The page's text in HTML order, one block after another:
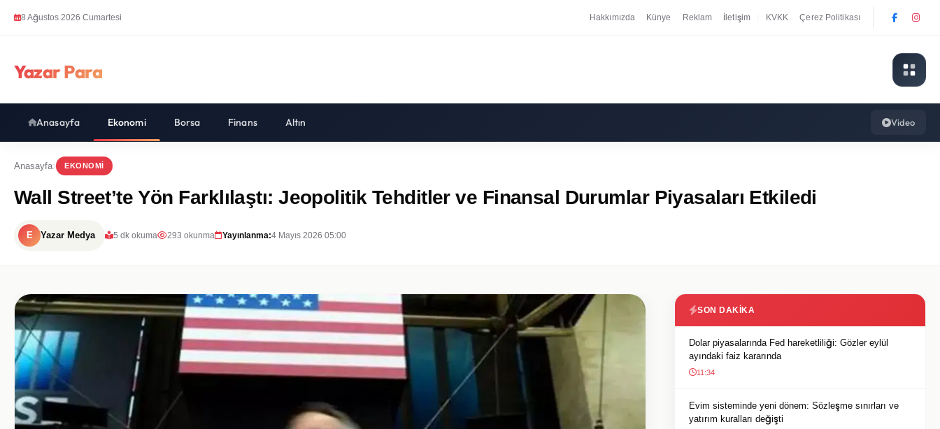
8 Ağustos 2026 Cumartesi Hakkımızda Künye Reklam İletişim KVKK Çerez Politikası
Yazar Para
Anasayfa Ekonomi Borsa Finans Altın Video
Anasayfa EKONOMI
Wall Street’te Yön Farklılaştı: Jeopolitik Tehditler ve Finansal Durumlar Piyasaları Etkiledi
E Yazar Medya 5 dk okuma 293 okunma Yayınlanma:4 Mayıs 2026 05:00
SON DAKIKA
Dolar piyasalarında Fed hareketliliği: Gözler eylül
ayındaki faiz kararında
11:34
Evim sisteminde yeni dönem: Sözleşme sınırları ve
yatırım kuralları değişti